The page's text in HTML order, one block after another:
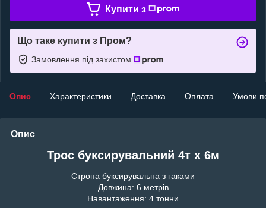
Купити з
Що таке купити з Пром?
Замовлення під захистом
Опис Характеристики Доставка Оплата Умови
Опис
Трос буксирувальний 4т х 6м
Стропа буксирувальна з гаками
Довжина: 6 метрів
Навантаження: 4 тонни